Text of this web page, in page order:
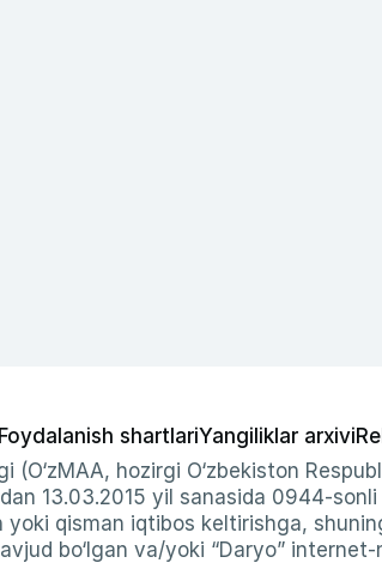
Foydalanish shartlariYangiliklar arxivi
hozirgi O‘zbekiston
13.03.2015 yil sanasida 0944-
yoki qisman iqtibos keltirishga,
bo‘lgan va/yoki “Daryo”